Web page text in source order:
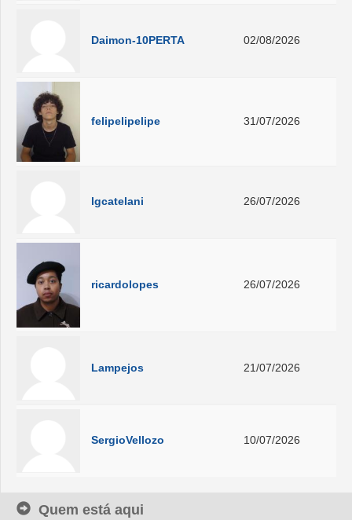
Daimon-10PERTA 02/08/2026
felipelipelipe 31/07/2026
lgcatelani 26/07/2026
ricardolopes 26/07/2026
Lampejos 21/07/2026
SergioVellozo 10/07/2026
Quem está aqui